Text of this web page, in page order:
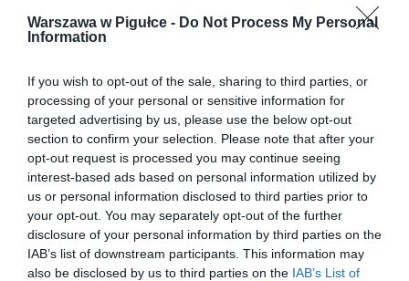
Warszawa w Pigułce - Do Not Process My Personal
Information
If you wish to opt-out of the sale, sharing to third parties, or
processing of your personal or sensitive information for
targeted advertising by us, please use the below opt-out
section to confirm your selection. Please note that after your
opt-out request is processed you may continue seeing
interest-based ads based on personal information utilized by
us or personal information disclosed to third parties prior to
your opt-out. You may separately opt-out of the further
disclosure of your personal information by third parties on the
IAB’s list of downstream participants. This information may
also be disclosed by us to third parties on the IAB’s List of